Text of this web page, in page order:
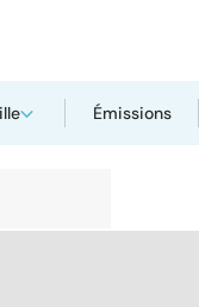
Émissions